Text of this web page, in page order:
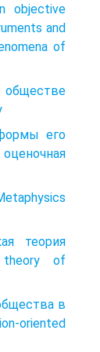
objective
and
of
обществе
его
теория
theory of
в
oriented